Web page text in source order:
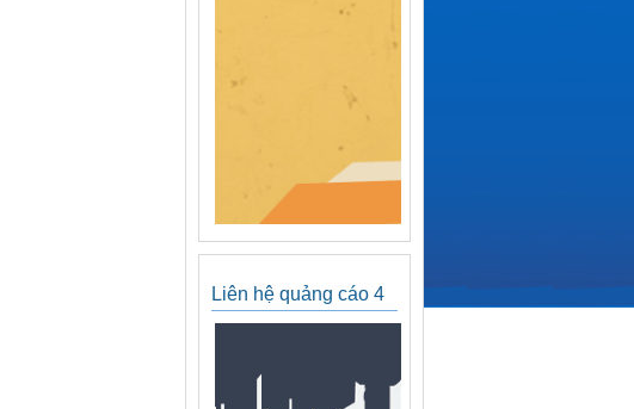
Liên hệ quảng cáo 4